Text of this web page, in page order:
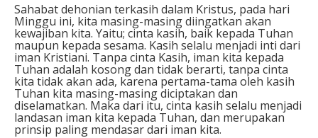
Sahabat dehonian terkasih dalam Kristus, pada hari
Minggu ini, kita masing-masing diingatkan akan
kewajiban kita. Yaitu; cinta kasih, baik kepada Tuhan
maupun kepada sesama. Kasih selalu menjadi inti dari
iman Kristiani. Tanpa cinta Kasih, iman kita kepada
Tuhan adalah kosong dan tidak berarti, tanpa cinta
kita tidak akan ada, karena pertama-tama oleh kasih
Tuhan kita masing-masing diciptakan dan
diselamatkan. Maka dari itu, cinta kasih selalu menjadi
landasan iman kita kepada Tuhan, dan merupakan
prinsip paling mendasar dari iman kita.